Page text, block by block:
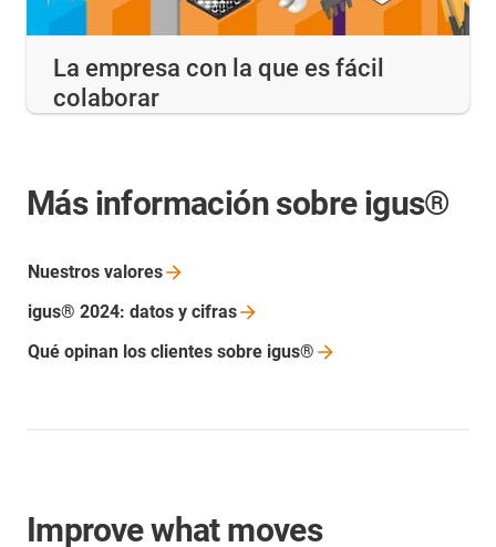
La empresa con la que es fácil
colaborar
Más información sobre igus®
Nuestros valores
igus® 2024: datos y cifras
Qué opinan los clientes sobre igus®
Improve what moves